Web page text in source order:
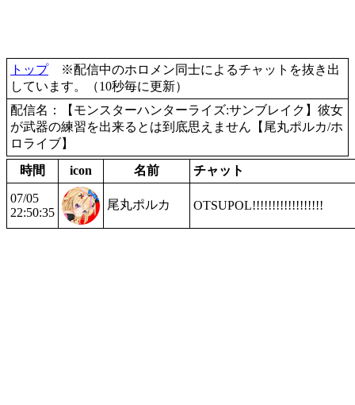
トップ※配信中のホロメン同士によるチャットを抜き出
しています。（10秒毎に更新）
配信名：【モンスターハンターライズ:サンブレイク】彼女
が武器の練習を出来るとは到底思えません【尾丸ポルカ/ホ
ロライブ】
時間
icon 名前 チャット
07/05
22:50:35
尾丸ポルカ OTSUPOL!!!!!!!!!!!!!!!!!!